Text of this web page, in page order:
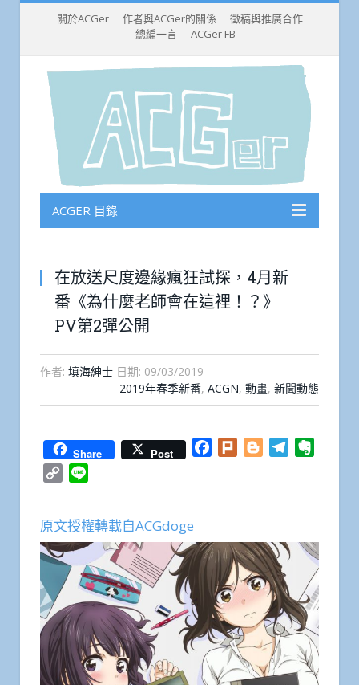
關於ACGer 作者與ACGer的關係
徵稿與推廣合作
總編一言
ACGer FB
ACGER 目錄
在放送尺度邊緣瘋狂試探，4月新
番《為什麼老師會在這裡！？》
PV第2彈公開
作者: 填海紳士 日期: 09/03/2019
2019年春季新番, ACGN, 動畫, 新聞動態
Share Post Facebook
Plurk BloggerTelegram
Copy
原文授權轉載自ACGdoge